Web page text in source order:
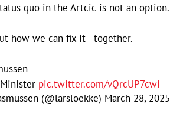
quo in the Artcic is not an option.
how we can fix it - together.
pic.twitter.com/vQrcUP7cwi
(@larsloekke) March 28, 2025